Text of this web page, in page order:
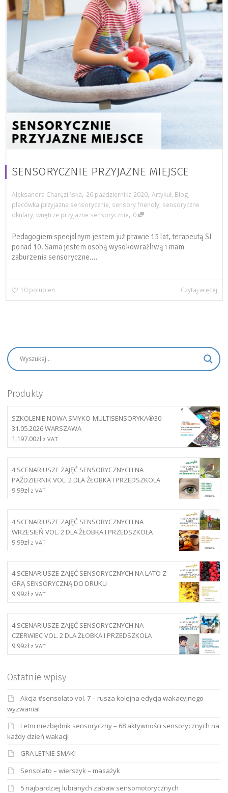
SENSORYCZNIE PRZYJAZNE MIEJSCE
Aleksandra Charęzińska, 26 października 2020, Artykuł Blog
placówka przyjazna sensorycznie sensory friendly sensoryczne
okulary wnętrze przyjazne sensorycznie, 0
Pedagogiem specjalnym jestem już prawie 15 lat, terapeutą SI
ponad 10. Sama jestem osobą wysokowrażliwą i mam
zaburzenia sensoryczne....
10 polubień Czytaj więcej
Produkty
SZKOLENIE NOWA SMYKO-MULTISENSORYKA®30-
31.05.2026 WARSZAWA
1,197.00zł z VAT
4 SCENARIUSZE ZAJĘĆ SENSORYCZNYCH NA
PAŹDZIERNIK VOL. 2 DLA ŻŁOBKA I PRZEDSZKOLA
9.99zł z VAT
4 SCENARIUSZE ZAJĘĆ SENSORYCZNYCH NA
WRZESIEŃ VOL. 2 DLA ŻŁOBKA I PRZEDSZKOLA
9.99zł z VAT
4 SCENARIUSZE ZAJĘĆ SENSORYCZNYCH NA LATO Z
GRĄ SENSORYCZNĄ DO DRUKU
9.99zł z VAT
4 SCENARIUSZE ZAJĘĆ SENSORYCZNYCH NA
CZERWIEC VOL. 2 DLA ŻŁOBKA I PRZEDSZKOLA
9.99zł z VAT
Ostatnie wpisy
Akcja #sensolato vol. 7 – rusza kolejna edycja wakacyjnego
wyzwania!
Letni niezbędnik sensoryczny – 68 aktywności sensorycznych na
każdy dzień wakacji
GRA LETNIE SMAKI
Sensolato – wierszyk – masażyk
5 najbardziej lubianych zabaw sensomotorycznych